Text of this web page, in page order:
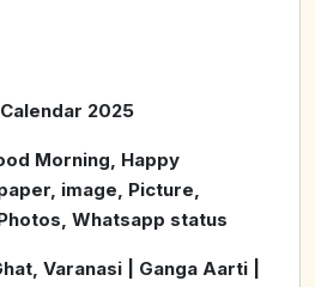
2025
Morning, Happy
image, Picture,
Whatsapp status
Varanasi | Ganga Aarti |